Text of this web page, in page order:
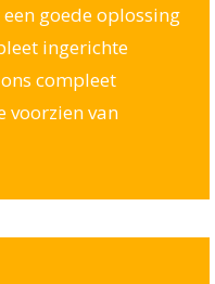
goede oplossing
ingerichte
compleet
voorzien van